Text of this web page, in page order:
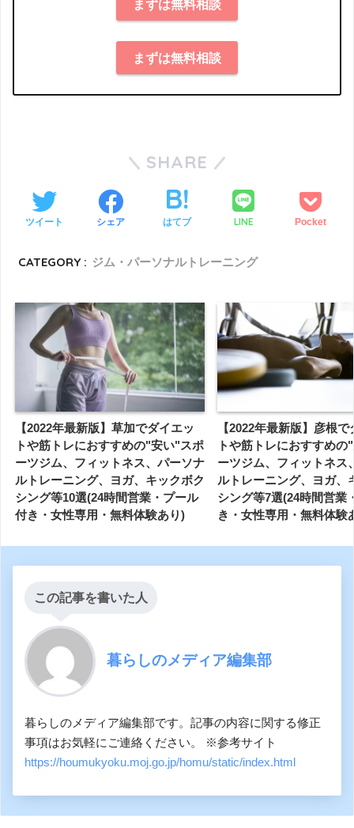
まずは無料相談
まずは無料相談
SHARE
ツイート シェア はてブ LINE Pocket
CATEGORY : ジム・パーソナルトレーニング
【2022年最新版】草加でダイエッ
トや筋トレにおすすめの"安い"スポ
ーツジム、フィットネス、パーソナ
ルトレーニング、ヨガ、キックボク
シング等10選(24時間営業・プール
付き・女性専用・無料体験あり)
【2022年最新版】彦根
トや筋トレにおすすめ
ーツジム、フィットネス
ルトレーニング、ヨガ、
シング等7選(24時間営業
き・女性専用・無料体験
この記事を書いた人
暮らしのメディア編集部
暮らしのメディア編集部です。記事の内容に関する修正
事項はお気軽にご連絡ください。 ※参考サイト
https://houmukyoku.moj.go.jp/homu/static/index.html